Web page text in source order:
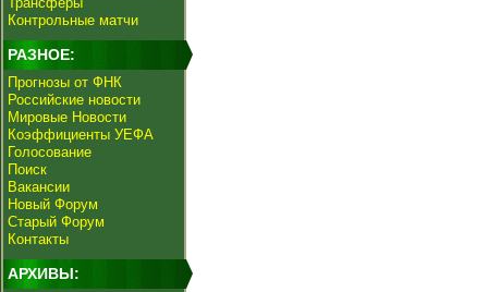
Контрольные матчи
РАЗНОЕ:
Прогнозы от ФНК
Российские новости
Мировые Новости
Коэффициенты УЕФА
Голосование
Поиск
Вакансии
Новый Форум
Старый Форум
Контакты
АРХИВЫ: